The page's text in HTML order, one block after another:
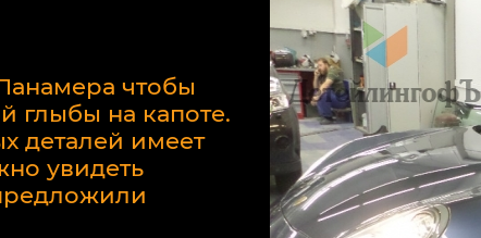
чтобы
глыбы на капоте.
деталей имеет
увидеть